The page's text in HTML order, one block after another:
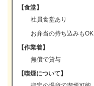
【食堂】
社員食堂あり
お弁当の持ち込みもOK
【作業着】
無償で貸与
【喫煙について】